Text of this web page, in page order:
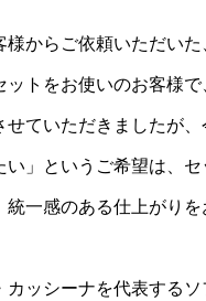
からご依頼いただい
トをお使いのお客様
ていただきましたが
」というご希望は、
一感のある仕上がりを
ッシーナを代表するソ